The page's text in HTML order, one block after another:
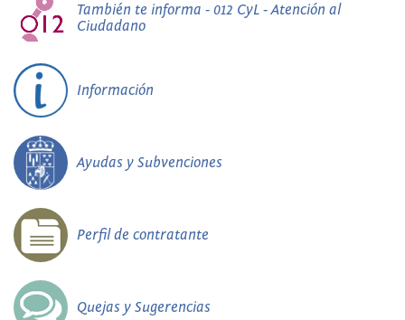
También te informa - 012 CyL - Atención al
Ciudadano
Información
Ayudas y Subvenciones
Perfil de contratante
Quejas y Sugerencias